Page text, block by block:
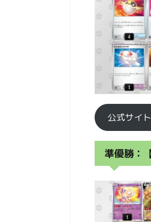
公式サイト
準優勝：